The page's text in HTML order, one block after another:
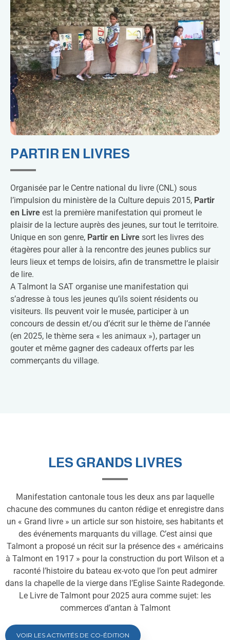
PARTIR EN LIVRES
Organisée par le Centre national du livre (CNL) sous
l’impulsion du ministère de la Culture depuis 2015, Partir
en Livre est la première manifestation qui promeut le
plaisir de la lecture auprès des jeunes, sur tout le territoire.
Unique en son genre, Partir en Livre sort les livres des
étagères pour aller à la rencontre des jeunes publics sur
leurs lieux et temps de loisirs, afin de transmettre le plaisir
de lire.
A Talmont la SAT organise une manifestation qui
s’adresse à tous les jeunes qu’ils soient résidents ou
visiteurs. Ils peuvent voir le musée, participer à un
concours de dessin et/ou d’écrit sur le thème de l’année
(en 2025, le thème sera « les animaux »), partager un
gouter et même gagner des cadeaux offerts par les
commerçants du village.
LES GRANDS LIVRES
Manifestation cantonale tous les deux ans par laquelle
chacune des communes du canton rédige et enregistre dans
un « Grand livre » un article sur son histoire, ses habitants et
des événements marquants du village. C’est ainsi que
Talmont a proposé un récit sur la présence des « américains
à Talmont en 1917 » pour la construction du port Wilson et a
raconté l’histoire du bateau ex-voto que l’on peut admirer
dans la chapelle de la vierge dans l’Eglise Sainte Radegonde.
Le Livre de Talmont pour 2025 aura comme sujet: les
commerces d’antan à Talmont
VOIR LES ACTIVITÉS DE CO-ÉDITION